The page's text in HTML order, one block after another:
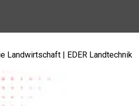
Landwirtschaft | EDER Landtechnik